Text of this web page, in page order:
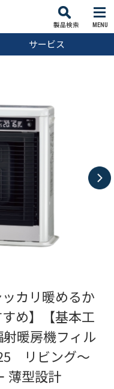
MENU
サービス
カリ暖めるか
め】【基本工
暖房機フィル
リビング～
薄型設計